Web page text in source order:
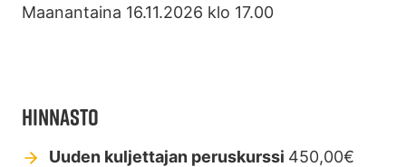
Maanantaina 16.11.2026 klo 17.00
HINNASTO
Uuden kuljettajan peruskurssi 450,00€